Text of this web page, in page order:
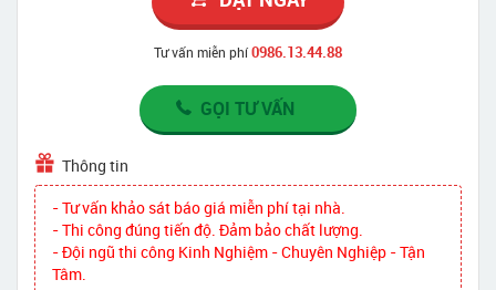
Tư vấn miễn phí0986.13.44.88
GỌI TƯ VẤN
Thông tin
- Tư vấn khảo sát báo giá miễn phí tại nhà.
- Thi công đúng tiến độ. Đảm bảo chất lượng.
- Đội ngũ thi công Kinh Nghiệm - Chuyên Nghiệp - Tận
Tâm.